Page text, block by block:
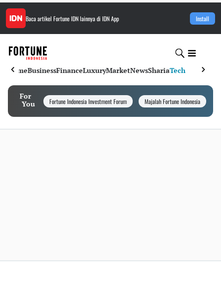
Baca artikel Fortune IDNlainnya di IDN App Install
HomeBusinessFinanceLuxuryMarketNewsShariaTech
For
You
Fortune Indonesia Investment Forum Majalah Fortune Indonesia